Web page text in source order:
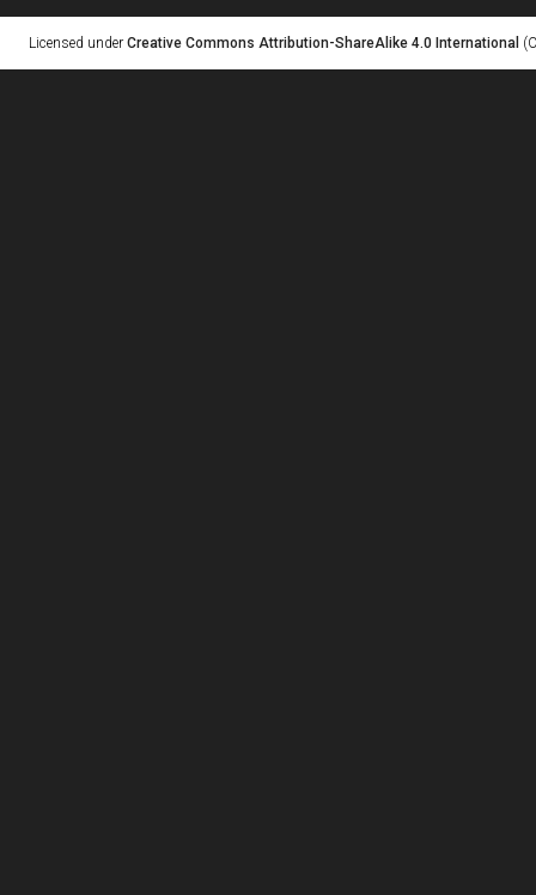
Licensed under Creative Commons Attribution-ShareAlike 4.0 International